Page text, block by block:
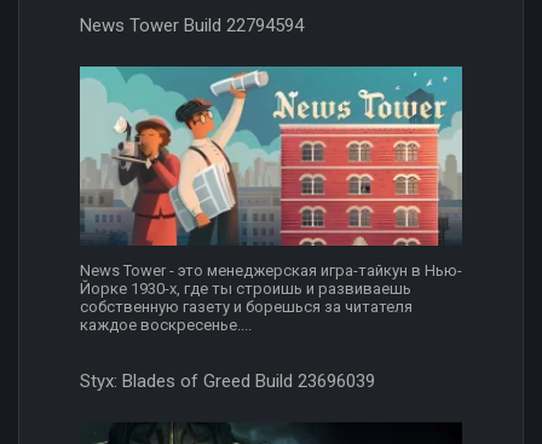
News Tower Build 22794594
News Tower - это менеджерская игра-тайкун в Нью-
Йорке 1930-х, где ты строишь и развиваешь
собственную газету и борешься за читателя
каждое воскресенье....
Styx: Blades of Greed Build 23696039